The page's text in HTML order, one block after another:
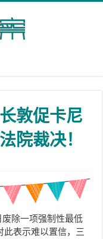
敦促卡尼
院裁决！
废除一项强制性最低
此表示难以置信，三